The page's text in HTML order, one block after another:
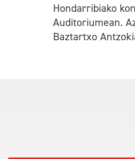
Hondarribiako
Auditoriumean.
Baztartxo